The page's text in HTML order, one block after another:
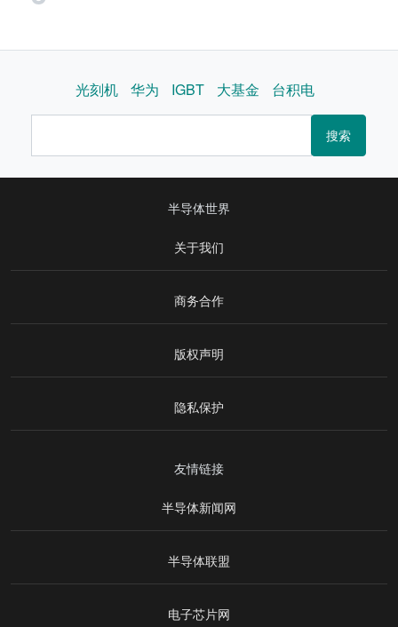
光刻机 华为 IGBT 大基金 台积电
搜索
半导体世界
关于我们
商务合作
版权声明
隐私保护
友情链接
半导体新闻网
半导体联盟
电子芯片网